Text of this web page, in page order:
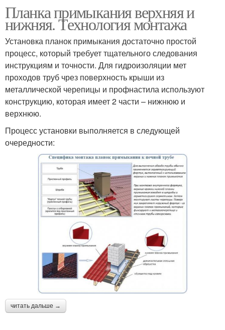
Планка примыкания верхняя и
нижняя. Технология монтажа
Установка планок примыкания достаточно простой
процесс, который требует тщательного следования
инструкциям и точности. Для гидроизоляции мет
проходов труб чрез поверхность крыши из
металлической черепицы и профнастила используют
конструкцию, которая имеет 2 части – нижнюю и
верхнюю.
Процесс установки выполняется в следующей
очередности:
читать дальше →